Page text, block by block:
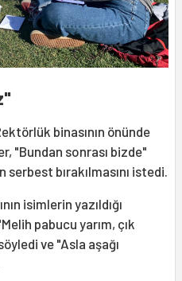
binasının önünde
"Bundan sonrası bizde"
bırakılmasını istedi.
isimlerin yazıldığı
pabucu yarım, çık
ve "Asla aşağı